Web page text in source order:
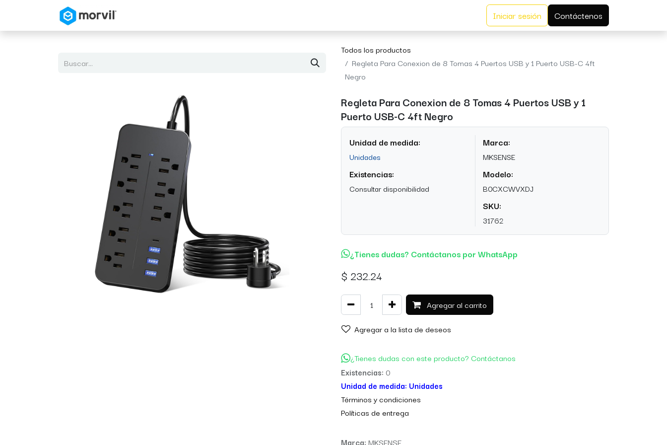
Iniciar sesión Contáctenos
Todos los productos
Regleta Para Conexion de 8 Tomas 4 Puertos USB y 1 Puerto USB-C 4ft
Negro
Regleta Para Conexion de 8 Tomas 4 Puertos USB y 1
Puerto USB-C 4ft Negro
Unidad de medida:
Unidades
Existencias:
Consultar disponibilidad
Marca:
MKSENSE
Modelo:
B0CXCWVXDJ
SKU:
31762
¿Tienes dudas? Contáctanos por WhatsApp
$ 232.24
Agregar al carrito
Agregar a la lista de deseos
¿Tienes dudas con este producto? Contáctanos
Existencias: 0
Unidad de medida: Unidades
Términos y condiciones
Políticas de entrega
Marca: MKSENSE